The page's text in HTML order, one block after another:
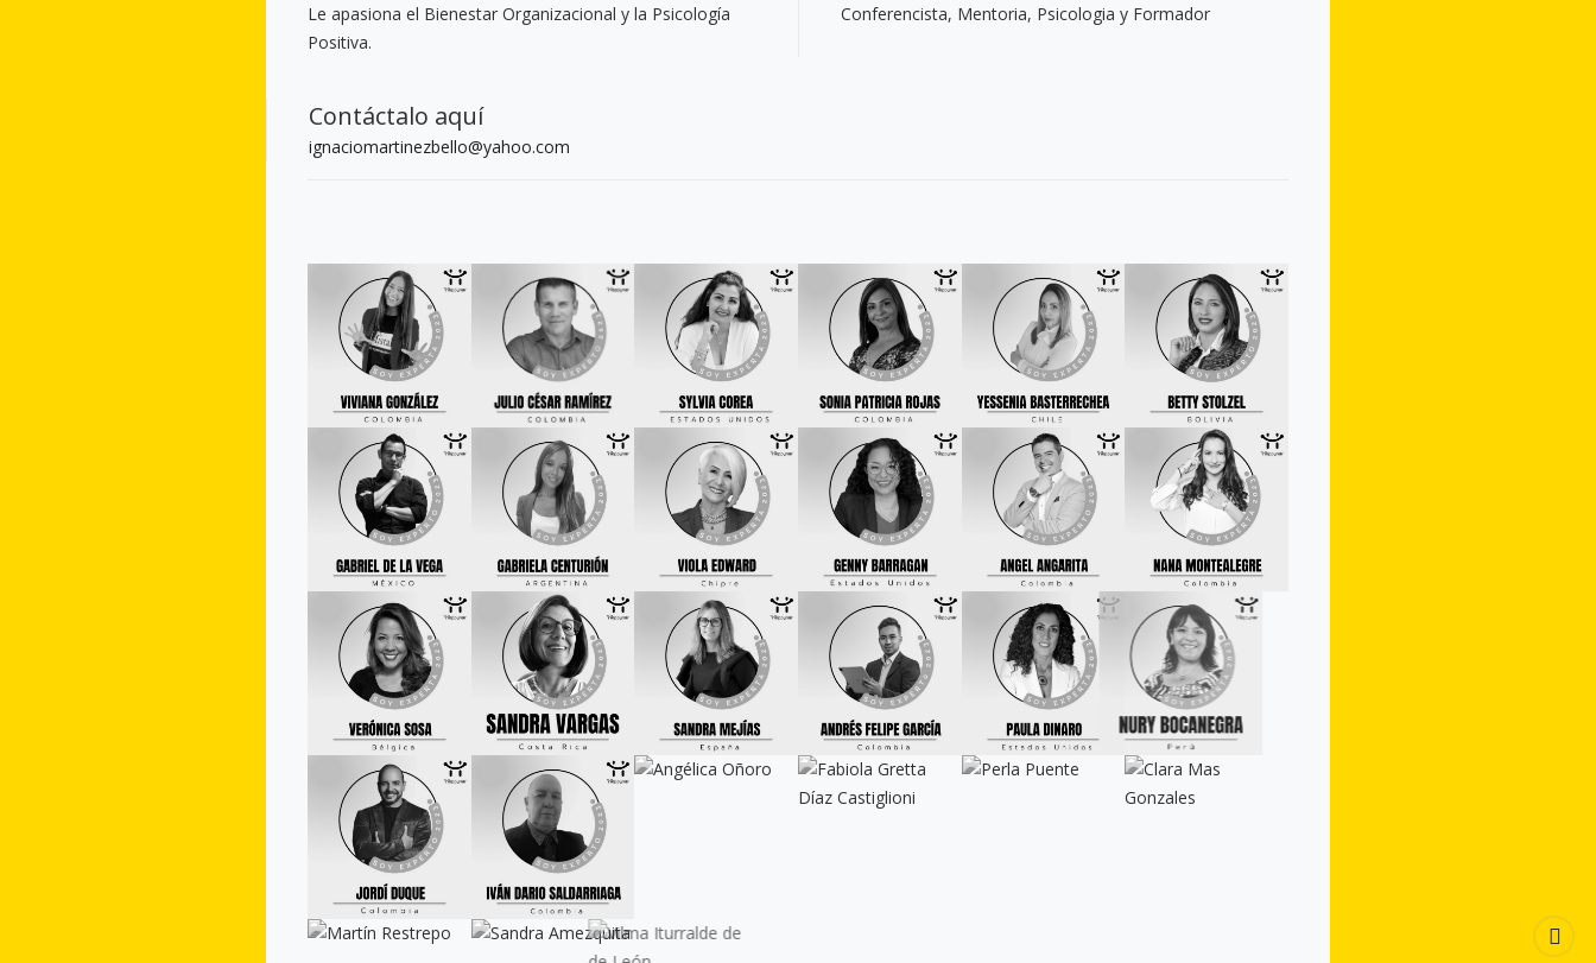
Le apasiona el Bienestar Organizacional y la Psicología
Positiva.
Conferencista, Mentoria, Psicologia y Formador
Contáctalo aquí
ignaciomartinezbello@yahoo.com